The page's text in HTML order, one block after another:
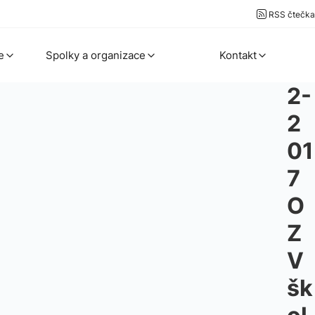
RSS čtečka
Spolky a organizace Kontakt
2-
2
01
7
O
Z
V
šk